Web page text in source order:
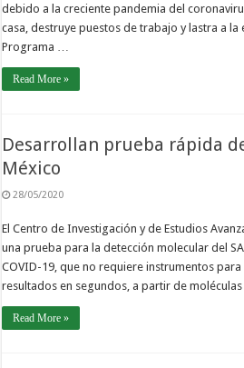
debido a la creciente pandemia del
casa, destruye puestos de trabajo y lastra a la
Programa …
Read More »
Desarrollan prueba rápida
México
28/05/2020
El Centro de Investigación y de Estudios
una prueba para la detección molecular del
COVID-19, que no requiere instrumentos
resultados en segundos, a partir de
Read More »